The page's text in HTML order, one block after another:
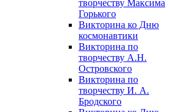
творчеству Максима
Горького
Викторина ко Дню
космонавтики
Викторина по
творчеству А.Н.
Островского
Викторина по
творчеству И. А.
Бродского